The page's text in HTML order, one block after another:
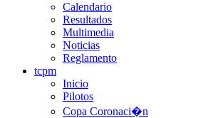
Calendario
Resultados
Multimedia
Noticias
Reglamento
tcpm
Inicio
Pilotos
Copa Coronaci�n